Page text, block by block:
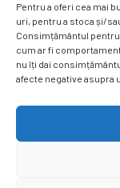
Pentru a oferi cea mai
uri, pentru a stoca și/
Consimțământul
cum ar fi
nu îți dai
afecte negative asupra
Ne puteți găsi și pe